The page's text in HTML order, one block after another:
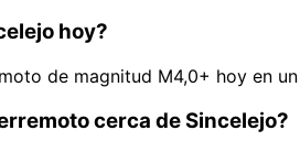
hoy?
de magnitud M4,0+ hoy en
cerca de Sincelejo?